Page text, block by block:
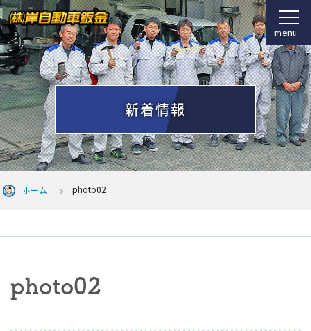
menu
新着情報
ホーム photo02
photo02